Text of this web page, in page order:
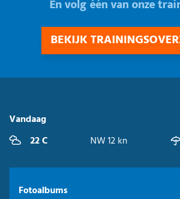
En volg één van onze
BEKIJK
Vandaag
22 C
NW 12 kn
Fotoalbums